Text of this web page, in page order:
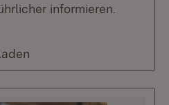
informieren.